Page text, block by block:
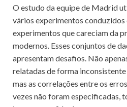
O estudo da equipe de Madrid
vários experimentos
experimentos que careciam da
modernos. Esses conjuntos de
apresentam desafios. Não
relatadas de forma
mas as correlações entre os
vezes não foram especificadas,